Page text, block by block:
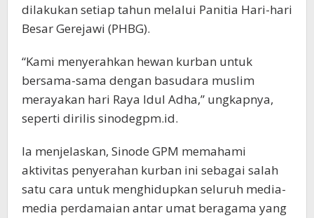
dilakukan setiap tahun melalui Panitia Hari-hari
Besar Gerejawi (PHBG).
“Kami menyerahkan hewan kurban untuk
bersama-sama dengan basudara muslim
merayakan hari Raya Idul Adha,” ungkapnya,
seperti dirilis sinodegpm.id.
Ia menjelaskan, Sinode GPM memahami
aktivitas penyerahan kurban ini sebagai salah
satu cara untuk menghidupkan seluruh media-
media perdamaian antar umat beragama yang